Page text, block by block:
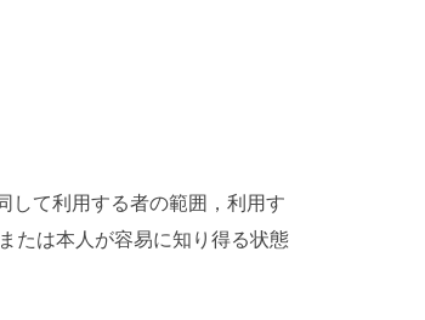
して利用する者の範囲，利用す
たは本人が容易に知り得る状態